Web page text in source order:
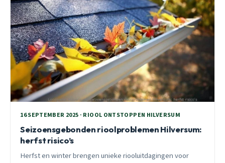
16 SEPTEMBER 2025 · RIOOL ONTSTOPPEN HILVERSUM
Seizoensgebonden rioolproblemen Hilversum:
herfst risico’s
Herfst en winter brengen unieke riooluitdagingen voor